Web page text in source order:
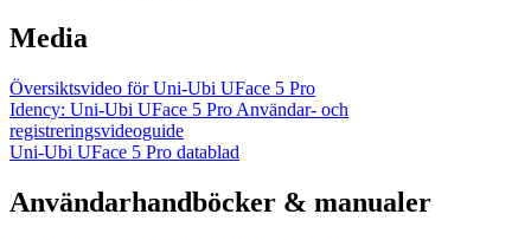
Media
Översiktsvideo för Uni-Ubi UFace 5 Pro
Idency: Uni-Ubi UFace 5 Pro Användar- och
registreringsvideoguide
Uni-Ubi UFace 5 Pro datablad
Användarhandböcker & manualer